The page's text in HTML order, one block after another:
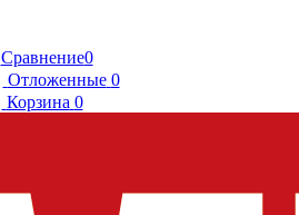
Сравнение0
Отложенные 0
Корзина 0